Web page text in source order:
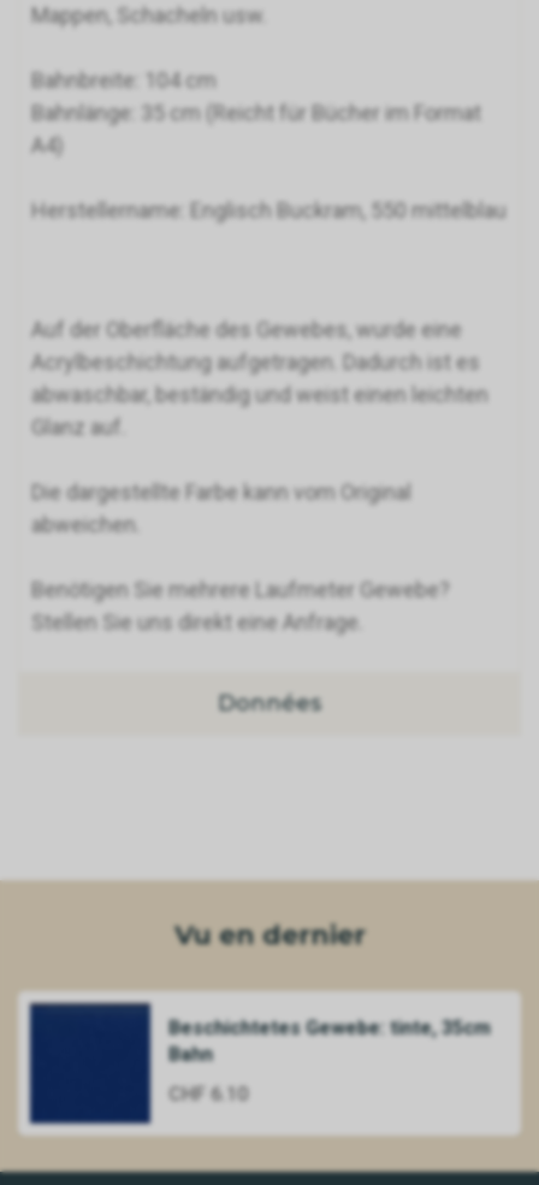
Mappen, Schacheln usw.
Bahnbreite: 104 cm
Bahnlänge: 35 cm (Reicht für Bücher im Format
A4)
Herstellername: Englisch Buckram, 550 mittelblau
Auf der Oberfläche des Gewebes, wurde eine
Acrylbeschichtung aufgetragen. Dadurch ist es
abwaschbar, beständig und weist einen leichten
Glanz auf.
Die dargestellte Farbe kann vom Original
abweichen.
Benötigen Sie mehrere Laufmeter Gewebe?
Stellen Sie uns direkt eine Anfrage.
Données
Vu en dernier
Beschichtetes Gewebe: tinte, 35cm
Bahn
CHF 6.10